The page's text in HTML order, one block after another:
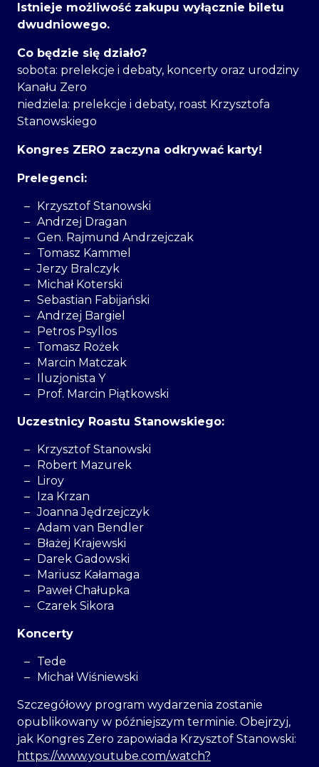
Istnieje możliwość zakupu wyłącznie biletu
dwudniowego.
Co będzie się działo?
sobota: prelekcje i debaty, koncerty oraz urodziny
Kanału Zero
niedziela: prelekcje i debaty, roast Krzysztofa
Stanowskiego
Kongres ZERO zaczyna odkrywać karty!
Prelegenci:
Krzysztof Stanowski
Andrzej Dragan
Gen. Rajmund Andrzejczak
Tomasz Kammel
Jerzy Bralczyk
Michał Koterski
Sebastian Fabijański
Andrzej Bargiel
Petros Psyllos
Tomasz Rożek
Marcin Matczak
Iluzjonista Y
Prof. Marcin Piątkowski
Uczestnicy Roastu Stanowskiego:
Krzysztof Stanowski
Robert Mazurek
Liroy
Iza Krzan
Joanna Jędrzejczyk
Adam van Bendler
Błażej Krajewski
Darek Gadowski
Mariusz Kałamaga
Paweł Chałupka
Czarek Sikora
Koncerty
Tede
Michał Wiśniewski
Szczegółowy program wydarzenia zostanie
opublikowany w późniejszym terminie. Obejrzyj,
jak Kongres Zero zapowiada Krzysztof Stanowski:
https://www.youtube.com/watch?